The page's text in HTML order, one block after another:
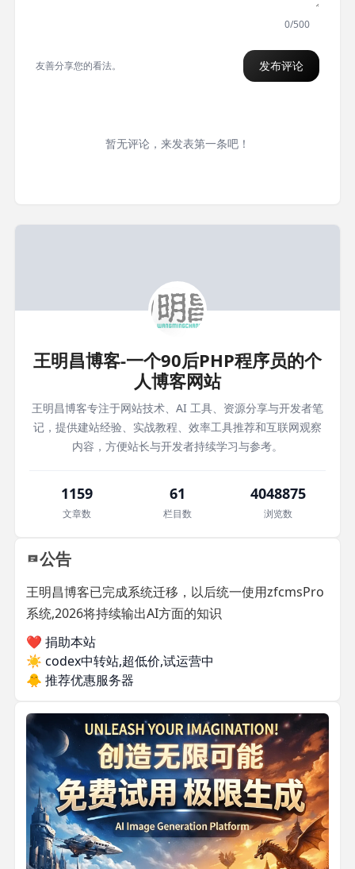
0/500
友善分享您的看法。 发布评论
暂无评论，来发表第一条吧！
王明昌博客-一个90后PHP程序员的个
人博客网站
王明昌博客专注于网站技术、AI 工具、资源分享与开发者笔
记，提供建站经验、实战教程、效率工具推荐和互联网观察
内容，方便站长与开发者持续学习与参考。
1159
文章数
61
栏目数
4048875
浏览数
公告
王明昌博客已完成系统迁移，以后统一使用zfcmsPro
系统,2026将持续输出AI方面的知识
❤️ 捐助本站
☀️ codex中转站,超低价,试运营中
🐥 推荐优惠服务器